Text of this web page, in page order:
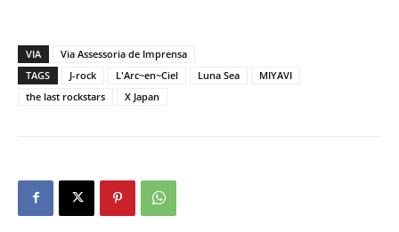
VIA
Via Assessoria de Imprensa
TAGS
J-rock L'Arc~en~Ciel Luna Sea
MIYAVI
the last rockstars
X Japan